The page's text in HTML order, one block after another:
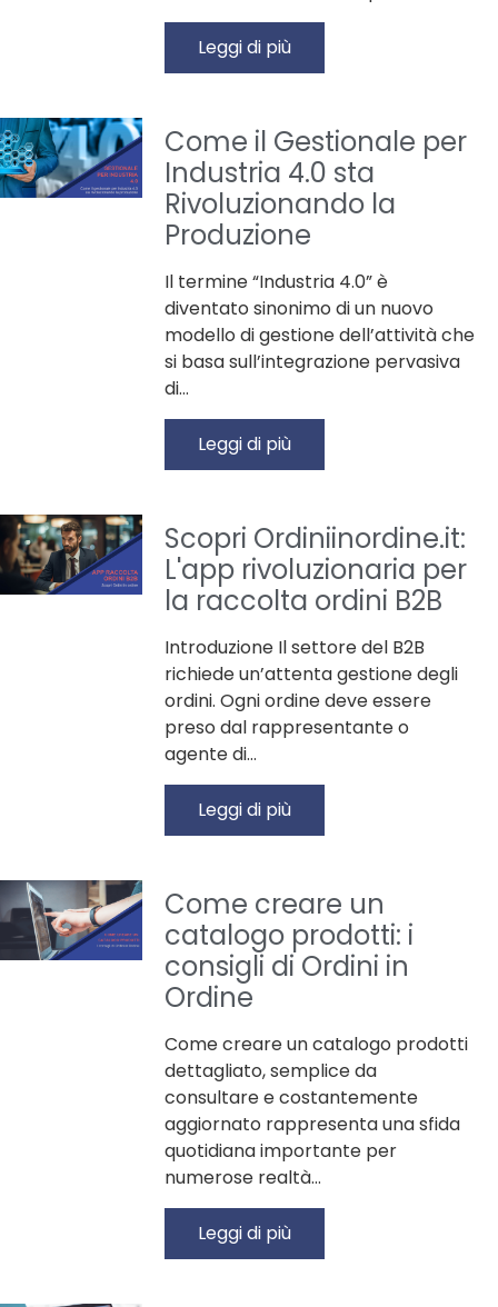
Leggi di più
Come il Gestionale per
Industria 4.0 sta
Rivoluzionando la
Produzione
Il termine “Industria 4.0” è
diventato sinonimo di un nuovo
modello di gestione dell’attività che
si basa sull’integrazione pervasiva
di…
Leggi di più
Scopri Ordiniinordine.it:
L'app rivoluzionaria per
la raccolta ordini B2B
Introduzione Il settore del B2B
richiede un’attenta gestione degli
ordini. Ogni ordine deve essere
preso dal rappresentante o
agente di…
Leggi di più
Come creare un
catalogo prodotti: i
consigli di Ordini in
Ordine
Come creare un catalogo prodotti
dettagliato, semplice da
consultare e costantemente
aggiornato rappresenta una sfida
quotidiana importante per
numerose realtà…
Leggi di più